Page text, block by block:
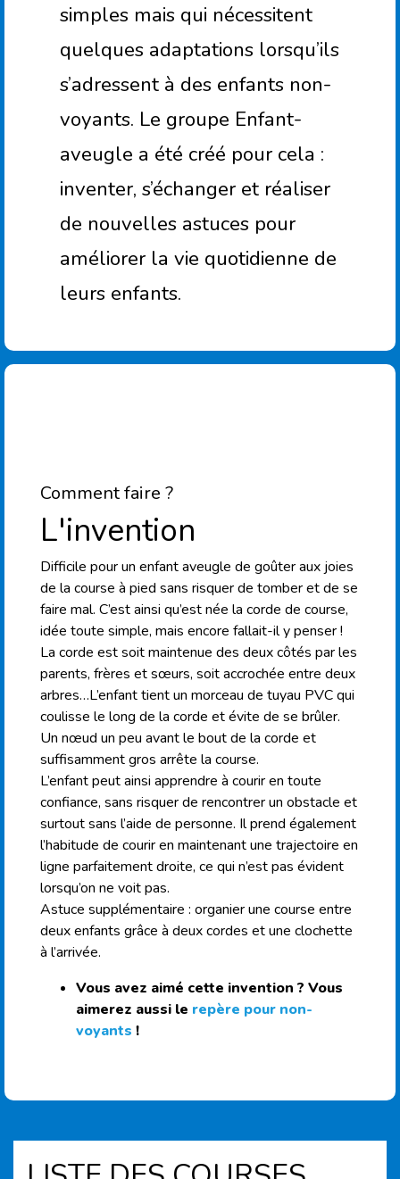
simples mais qui nécessitent
quelques adaptations lorsqu’ils
s’adressent à des enfants non-
voyants. Le groupe Enfant-
aveugle a été créé pour cela :
inventer, s’échanger et réaliser
de nouvelles astuces pour
améliorer la vie quotidienne de
leurs enfants.
Comment faire ?
L'invention
Difficile pour un enfant aveugle de goûter aux joies
de la course à pied sans risquer de tomber et de se
faire mal. C’est ainsi qu’est née la corde de course,
idée toute simple, mais encore fallait-il y penser !
La corde est soit maintenue des deux côtés par les
parents, frères et sœurs, soit accrochée entre deux
arbres…L’enfant tient un morceau de tuyau PVC qui
coulisse le long de la corde et évite de se brûler.
Un nœud un peu avant le bout de la corde et
suffisamment gros arrête la course.
L’enfant peut ainsi apprendre à courir en toute
confiance, sans risquer de rencontrer un obstacle et
surtout sans l’aide de personne. Il prend également
l’habitude de courir en maintenant une trajectoire en
ligne parfaitement droite, ce qui n’est pas évident
lorsqu’on ne voit pas.
Astuce supplémentaire : organier une course entre
deux enfants grâce à deux cordes et une clochette
à l’arrivée.
Vous avez aimé cette invention ? Vous
aimerez aussi le repère pour non-
voyants !